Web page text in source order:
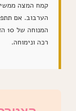
קמח המצה
הערבוב. אם
רכה ונימוחה.